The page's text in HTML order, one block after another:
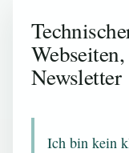
Newsletter
Ich bin kein